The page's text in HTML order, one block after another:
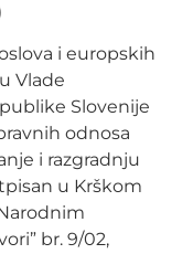
i europskih
Vlade
Slovenije
odnosa
i razgradnju
u Krškom
br. 9/02,